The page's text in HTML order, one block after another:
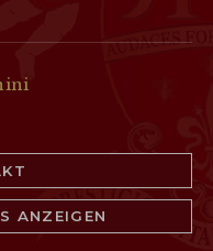
ANZEIGEN